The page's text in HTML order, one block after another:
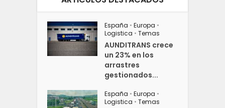
España • Europa •
Logistica • Temas
AUNDITRANS crece
un 23% en los
arrastres
gestionados...
España • Europa •
Logistica • Temas